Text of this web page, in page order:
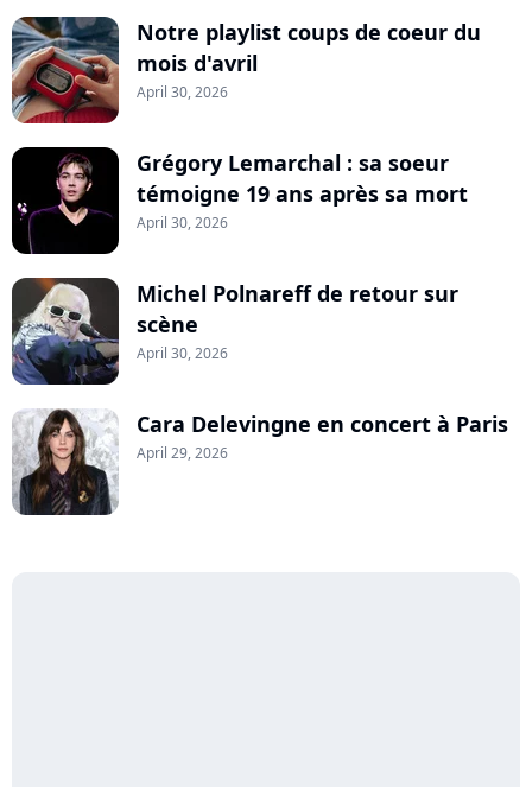
Notre playlist coups de coeur du
mois d'avril
April 30, 2026
Grégory Lemarchal : sa soeur
témoigne 19 ans après sa mort
April 30, 2026
Michel Polnareff de retour sur
scène
April 30, 2026
Cara Delevingne en concert à Paris
April 29, 2026